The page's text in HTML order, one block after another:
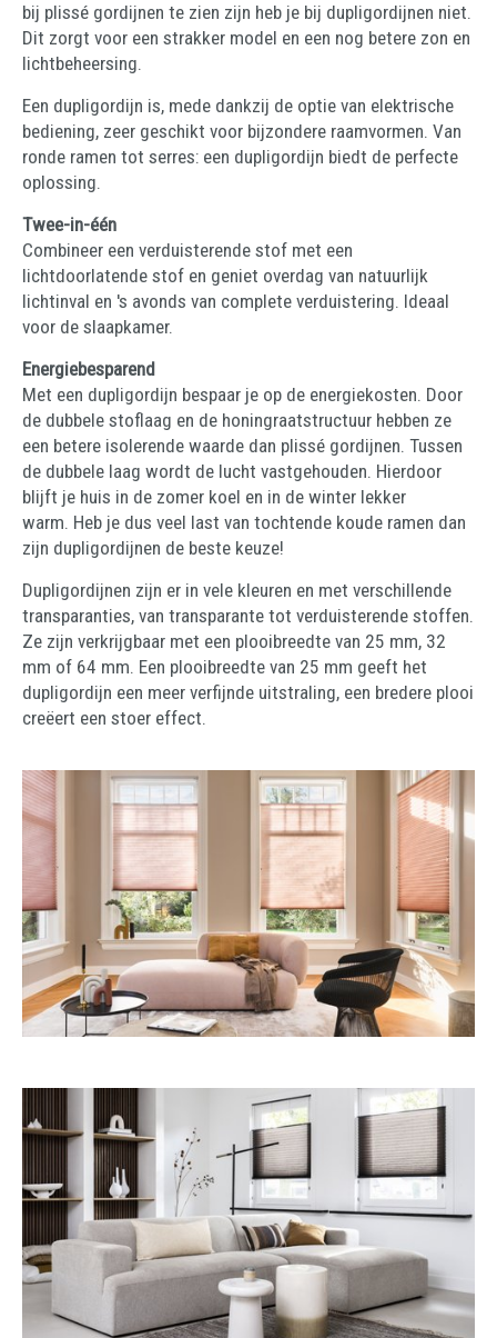
bij plissé gordijnen te zien zijn heb je bij dupligordijnen niet.
Dit zorgt voor een strakker model en een nog betere zon en
lichtbeheersing.
Een dupligordijn is, mede dankzij de optie van elektrische
bediening, zeer geschikt voor bijzondere raamvormen. Van
ronde ramen tot serres: een dupligordijn biedt de perfecte
oplossing.
Twee-in-één
Combineer een verduisterende stof met een
lichtdoorlatende stof en geniet overdag van natuurlijk
lichtinval en 's avonds van complete verduistering. Ideaal
voor de slaapkamer.
Energiebesparend
Met een dupligordijn bespaar je op de energiekosten. Door
de dubbele stoflaag en de honingraatstructuur hebben ze
een betere isolerende waarde dan plissé gordijnen. Tussen
de dubbele laag wordt de lucht vastgehouden. Hierdoor
blijft je huis in de zomer koel en in de winter lekker
warm. Heb je dus veel last van tochtende koude ramen dan
zijn dupligordijnen de beste keuze!
Dupligordijnen zijn er in vele kleuren en met verschillende
transparanties, van transparante tot verduisterende stoffen.
Ze zijn verkrijgbaar met een plooibreedte van 25 mm, 32
mm of 64 mm. Een plooibreedte van 25 mm geeft het
dupligordijn een meer verfijnde uitstraling, een bredere plooi
creëert een stoer effect.